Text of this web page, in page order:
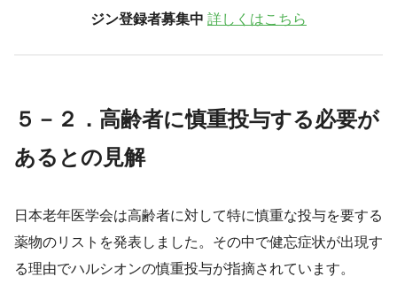
ジン登録者募集中 詳しくはこちら
５－２．高齢者に慎重投与する必要が
あるとの見解
日本老年医学会は高齢者に対して特に慎重な投与を要する
薬物のリストを発表しました。その中で健忘症状が出現す
る理由でハルシオンの慎重投与が指摘されています。